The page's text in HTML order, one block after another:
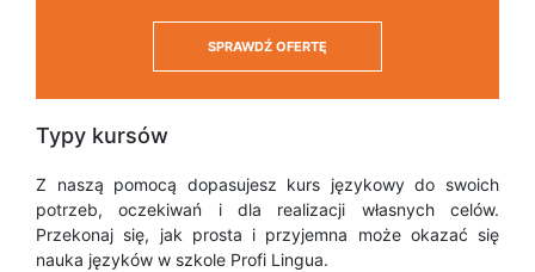
SPRAWDŹ OFERTĘ
Typy kursów
Z naszą pomocą dopasujesz kurs językowy do swoich
potrzeb, oczekiwań i dla realizacji własnych celów.
Przekonaj się, jak prosta i przyjemna może okazać się
nauka języków w szkole Profi Lingua.